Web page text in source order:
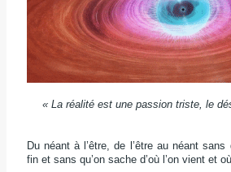
« La réalité est une passion triste, le
Du néant à l’être, de l’être au néant sans
fin et sans qu’on sache d’où l’on vient et